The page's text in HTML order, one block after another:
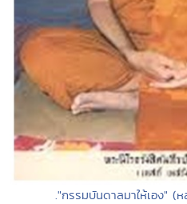
."กรรมบันดาลมาให้เอง" (